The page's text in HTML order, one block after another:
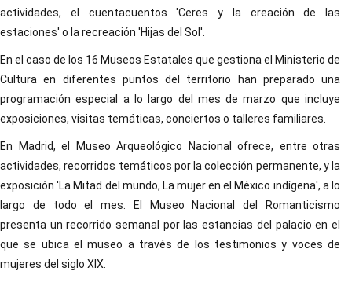
actividades, el cuentacuentos 'Ceres y la creación de las
estaciones' o la recreación 'Hijas del Sol'.
En el caso de los 16 Museos Estatales que gestiona el Ministerio de
Cultura en diferentes puntos del territorio han preparado una
programación especial a lo largo del mes de marzo que incluye
exposiciones, visitas temáticas, conciertos o talleres familiares.
En Madrid, el Museo Arqueológico Nacional ofrece, entre otras
actividades, recorridos temáticos por la colección permanente, y la
exposición 'La Mitad del mundo, La mujer en el México indígena', a lo
largo de todo el mes. El Museo Nacional del Romanticismo
presenta un recorrido semanal por las estancias del palacio en el
que se ubica el museo a través de los testimonios y voces de
mujeres del siglo XIX.